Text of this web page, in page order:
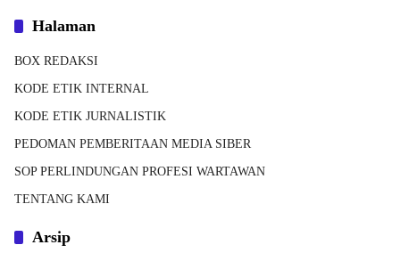
Halaman
BOX REDAKSI
KODE ETIK INTERNAL
KODE ETIK JURNALISTIK
PEDOMAN PEMBERITAAN MEDIA SIBER
SOP PERLINDUNGAN PROFESI WARTAWAN
TENTANG KAMI
Arsip